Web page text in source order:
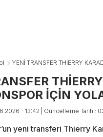
YENİ TRANSFER THİERRY
İÇİN
- 13:42 | Güncelleme Tarihi:
yeni transferi Thierry